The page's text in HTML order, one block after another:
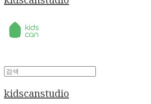
kidscanstudio